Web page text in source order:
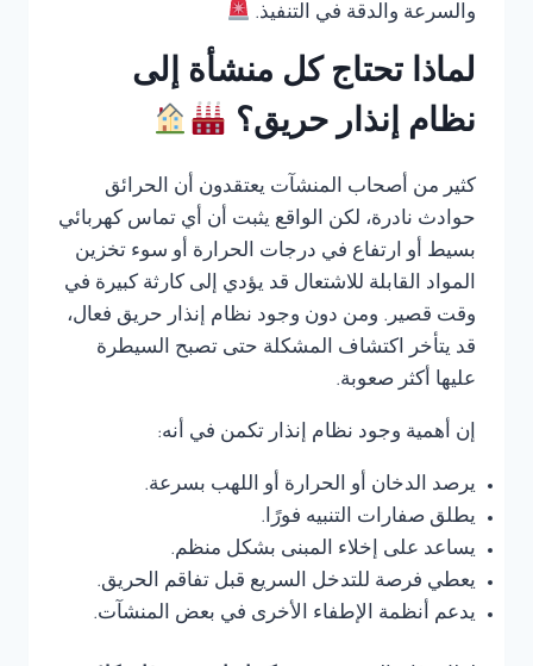
والسرعة والدقة في التنفيذ.
لماذا تحتاج كل منشأة إلى
نظام إنذار حريق؟
كثير من أصحاب المنشآت يعتقدون أن الحرائق
حوادث نادرة، لكن الواقع يثبت أن أي تماس كهربائي
بسيط أو ارتفاع في درجات الحرارة أو سوء تخزين
المواد القابلة للاشتعال قد يؤدي إلى كارثة كبيرة في
وقت قصير. ومن دون وجود نظام إنذار حريق فعال،
قد يتأخر اكتشاف المشكلة حتى تصبح السيطرة
عليها أكثر صعوبة.
إن أهمية وجود نظام إنذار تكمن في أنه:
يرصد الدخان أو الحرارة أو اللهب بسرعة.
يطلق صفارات التنبيه فورًا.
يساعد على إخلاء المبنى بشكل منظم.
يعطي فرصة للتدخل السريع قبل تفاقم الحريق.
يدعم أنظمة الإطفاء الأخرى في بعض المنشآت.